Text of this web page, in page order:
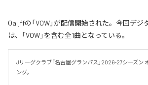
Qaijffの「VOW」が配信開始された。今回デ
は、「VOW」を含む全1曲となっている。
Jリーグクラブ「名古屋グランパス」2026-27シーズン
ング。